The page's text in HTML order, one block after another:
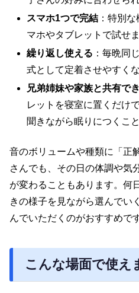
スマホ1つで完結 ：特別
マホやタブレットで試せ
繰り返し使える ：毎晩同
式として定着させやすく
兄弟姉妹や家族と共有で
レットを寝室に置くだけ
聞きながら眠りにつくこ
音のボリュームや種類に「正
さんでも、その日の体調や気
が変わることもあります。何
きの様子を見ながら選んでい
んでいただくのがおすすめです
こんな場面で使え